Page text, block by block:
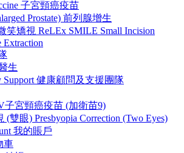
子宮頸癌疫苗
Prostate) 前列腺增生
笑矯視 ReLEx SMILE Small Incision
Extraction
生
Support 健康顧問及支援團隊
子宮頸癌疫苗 (加衛苗9)
(雙眼) Presbyopia Correction (Two Eyes)
我的賬戶
車